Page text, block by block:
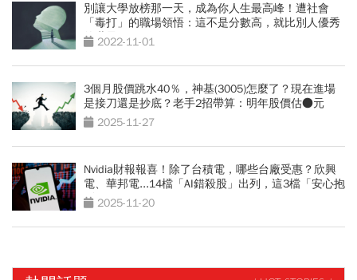
別讓大學放榜那一天，成為你人生最高峰！遭社會
「毒打」的職場領悟：這不是分數高，就比別人優秀
的世界
2022-11-01
3個月股價跳水40％，神基(3005)怎麼了？現在進場
是接刀還是抄底？老手2招帶算：明年股價估●元
2025-11-27
Nvidia財報報喜！除了台積電，哪些台廠受惠？欣興
電、華邦電...14檔「AI錯殺股」出列，這3檔「安心抱
到2026」
2025-11-20